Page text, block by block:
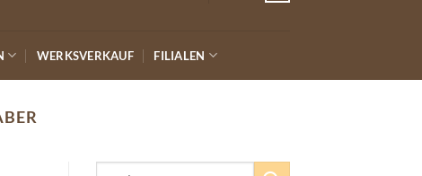
WERKSVERKAUF FILIALEN